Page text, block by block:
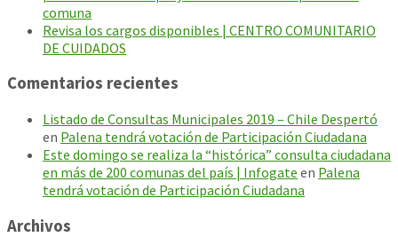
comuna
Revisa los cargos disponibles | CENTRO COMUNITARIO
DE CUIDADOS
Comentarios recientes
Listado de Consultas Municipales 2019 – Chile Despertó
en Palena tendrá votación de Participación Ciudadana
Este domingo se realiza la “histórica” consulta ciudadana
en más de 200 comunas del país | Infogate en Palena
tendrá votación de Participación Ciudadana
Archivos